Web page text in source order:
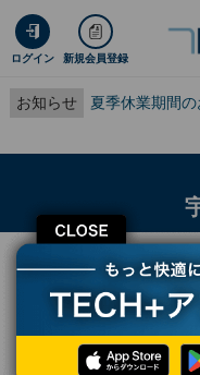
ログイン 新規会員登録
お知らせ 夏季休業期間
TECH+ テクノロジー
宇
将来宇宙輸送システムとJFE